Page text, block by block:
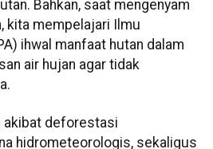
Bahkan, saat mengenyam
kita mempelajari Ilmu
ihwal manfaat hutan dalam
air hujan agar tidak
akibat deforestasi
hidrometeorologis, sekaligus